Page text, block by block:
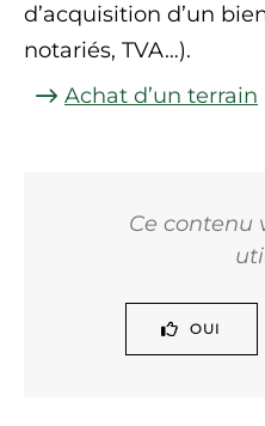
d’acquisition d’un
notariés, TVA…).
Achat d’un terrain
Ce contenu
OUI